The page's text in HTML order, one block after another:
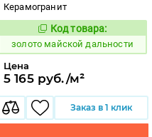
Керамогранит
522121
Код товара:
золото майской дальности
Цена
5 165 руб./м²
Заказ в 1 клик